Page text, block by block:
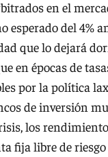
en el
esperado del 4%
que lo dejará
en épocas de
por la política
de inversión
los
fija libre de